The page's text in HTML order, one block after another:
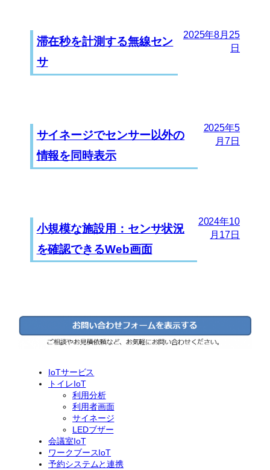
滞在秒を計測する無線セン
サ
2025年8月25
日
サイネージでセンサー以外の
情報を同時表示
2025年5
月7日
小規模な施設用：センサ状況
を確認できるWeb画面
2024年10
月17日
IoTサービス
トイレIoT
利用分析
利用者画面
サイネージ
LEDブザー
会議室IoT
ワークブースIoT
予約システムと連携